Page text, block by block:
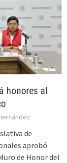
honores al
de
aprobó
de Honor del